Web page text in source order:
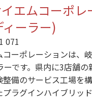
エムコーポレ
ーラー)
071
ーポレーションは、
ーです。県内に3店舗の
備のサービス工場を構
ラグインハイブリッ